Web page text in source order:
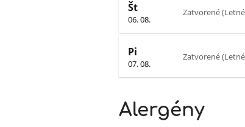
Št
06. 08.
Zatvorené
Pi
07. 08.
Zatvorené
Alergény